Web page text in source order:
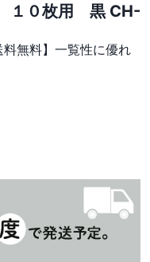
１０枚用 黒 CH-
料無料】一覧性に優れ